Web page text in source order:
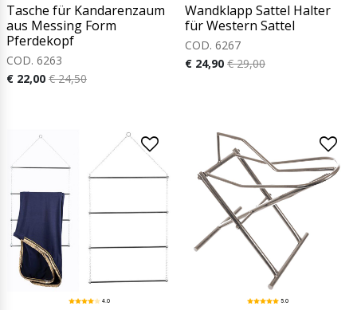
Tasche für Kandarenzaum
aus Messing Form
Pferdekopf
COD. 6263
€ 22,00 € 24,50
Wandklapp Sattel Halter
für Western Sattel
COD. 6267
€ 24,90 € 29,00
4.0 5.0